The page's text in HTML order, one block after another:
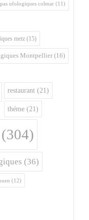
ufologiques colmar (11)
metz (15)
Montpellier (16)
restaurant (21)
théme (21)
(304)
(36)
(12)